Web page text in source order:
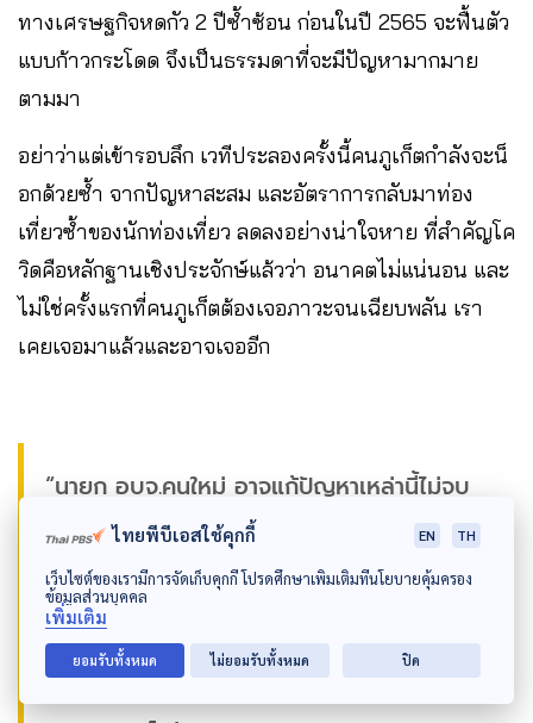
ทางเศรษฐกิจหดกัว 2 ปีซ้ำซ้อน ก่อนในปี 2565 จะฟื้นตัว
แบบก้าวกระโดด จึงเป็นธรรมดาที่จะมีปัญหามากมาย
ตามมา
อย่าว่าแต่เข้ารอบลึก เวทีประลองครั้งนี้คนภูเก็ตกำลังจะน็
อกด้วยซ้ำ จากปัญหาสะสม และอัตราการกลับมาท่อง
เที่ยวซ้ำของนักท่องเที่ยว ลดลงอย่างน่าใจหาย ที่สำคัญโค
วิดคือหลักฐานเชิงประจักษ์แล้วว่า อนาคตไม่แน่นอน และ
ไม่ใช่ครั้งแรกที่คนภูเก็ตต้องเจอภาวะจนเฉียบพลัน เรา
เคยเจอมาแล้วและอาจเจออีก
“นายก อบจ.คนใหม่ อาจแก้ปัญหาเหล่านี้ไม่จบ
ภายใน 4 ปี แต่สำคัญอยู่ที่ วางแผนอะไรให้กับ
เรา ชีวิตที่ 1 คือเหมืองแร่ ชีวิตที่ 2 คือการท่อง
เที่ยว แล้วชีวิตที่ 3 ของคนภูเก็ตจะเป็นอย่างไร
ต่อไป”
ไทยพีบีเอสใช้คุกกี้ EN TH
เว็บไซต์ของเรามีการจัดเก็บคุกกี้ โปรดศึกษาเพิ่มเติมที่นโยบายคุ้มครอง
ข้อมูลส่วนบุคคล
เพิ่มเติม
ยอมรับทั้งหมด ไม่ยอมรับทั้งหมด ปิด